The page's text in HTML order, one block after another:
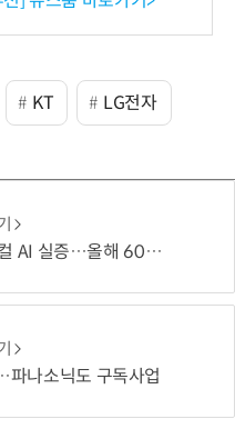
KT LG전자
실증…올해 600억 투입
나소닉도 구독사업